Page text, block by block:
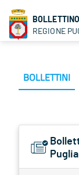
REGIONE
BOLLETTINI